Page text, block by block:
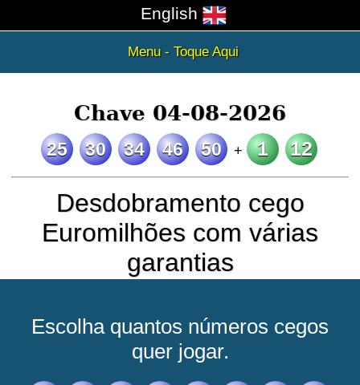
English
Menu - Toque Aqui
Chave 04-08-2026
25 30 34 46 50 + 1 12
Desdobramento cego
Euromilhões com várias
garantias
Escolha quantos números cegos
quer jogar.